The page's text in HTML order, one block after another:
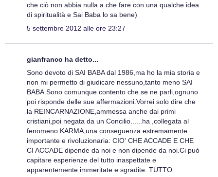
che ciò non abbia nulla a che fare con una qualche idea
di spiritualità e Sai Baba lo sa bene)
5 settembre 2012 alle ore 23:27
gianfranco ha detto...
Sono devoto di SAI BABA dal 1986,ma ho la mia storia e
non mi permetto di giudicare nessuno,tanto meno SAI
BABA.Sono comunque contento che se ne parli,ognuno
poi risponde delle sue affermazioni.Vorrei solo dire che
la REINCARNAZIONE,ammessa anche dai primi
cristiani,poi negata da un Concilio......ha ,collegata al
fenomeno KARMA,una conseguenza estremamente
importante e rivoluzionaria: CIO' CHE ACCADE E CHE
CI ACCADE dipende da noi e non dipende da noi.Ci può
capitare esperienze del tutto inaspettate e
apparentemente immeritate e sgradite. TUTTO